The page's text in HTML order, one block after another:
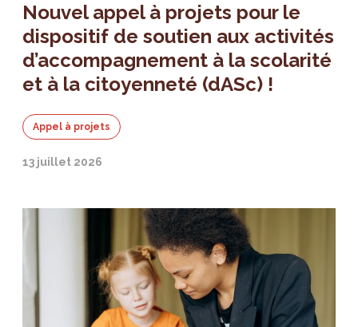
Nouvel appel à projets pour le
dispositif de soutien aux activités
d’accompagnement à la scolarité
et à la citoyenneté (dASc) !
Appel à projets
13 juillet 2026